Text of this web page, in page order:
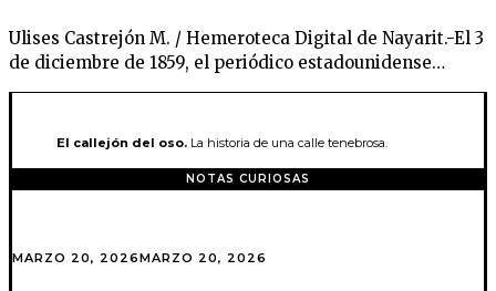
Ulises Castrejón M. / Hemeroteca Digital de Nayarit.-El 3
de diciembre de 1859, el periódico estadounidense…
El callejón del oso. La historia de una calle tenebrosa.
NOTAS CURIOSAS
MARZO 20, 2026MARZO 20, 2026